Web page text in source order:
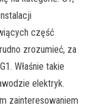
część
zrozumieć, za
Właśnie takie
elektryk.
zainteresowaniem